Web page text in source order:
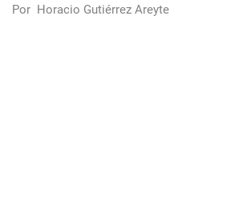
Por Horacio Gutiérrez Areyte